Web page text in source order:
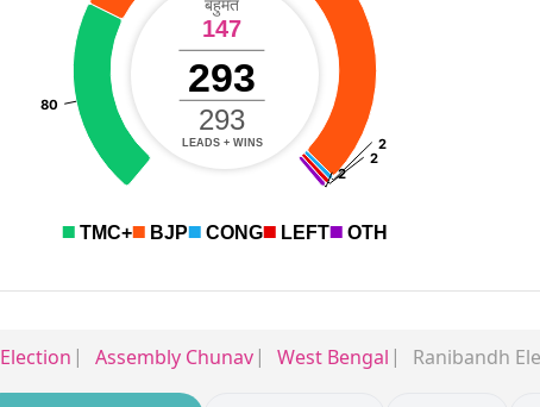
Election Assembly Chunav West Bengal Ranibandh